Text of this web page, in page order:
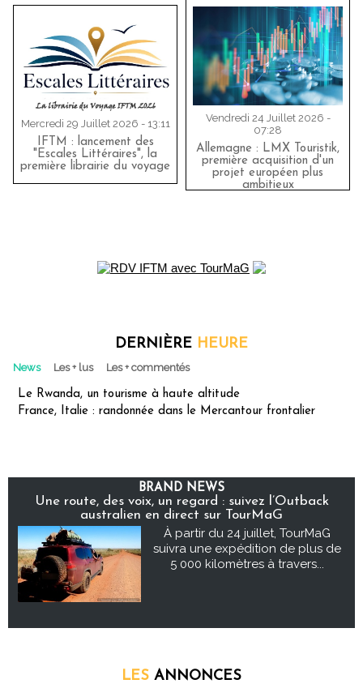
Mercredi 29 Juillet 2026 - 13:11
IFTM : lancement des
"Escales Littéraires", la
première librairie du voyage
Vendredi 24 Juillet 2026 -
07:28
Allemagne : LMX Touristik,
première acquisition d'un
projet européen plus
ambitieux
DERNIÈRE HEURE
News Les + lus Les + commentés
Le Rwanda, un tourisme à haute altitude
France, Italie : randonnée dans le Mercantour frontalier
BRAND NEWS
Une route, des voix, un regard : suivez l’Outback
australien en direct sur TourMaG
À partir du 24 juillet, TourMaG
suivra une expédition de plus de
5 000 kilomètres à travers...
LES ANNONCES